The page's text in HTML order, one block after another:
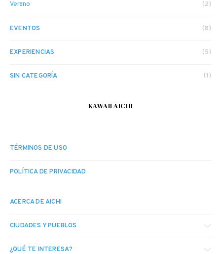
Verano (2)
EVENTOS (8)
EXPERIENCIAS (5)
SIN CATEGORÍA (1)
KAWAII AICHI
TÉRMINOS DE USO
POLÍTICA DE PRIVACIDAD
ACERCA DE AICHI
CIUDADES Y PUEBLOS
¿QUÉ TE INTERESA?